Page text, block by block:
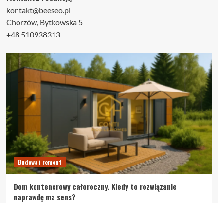
kontakt@beeseo.pl
Chorzów, Bytkowska 5
+48 510938313
Budowa i remont
Dom kontenerowy całoroczny. Kiedy to rozwiązanie
naprawdę ma sens?